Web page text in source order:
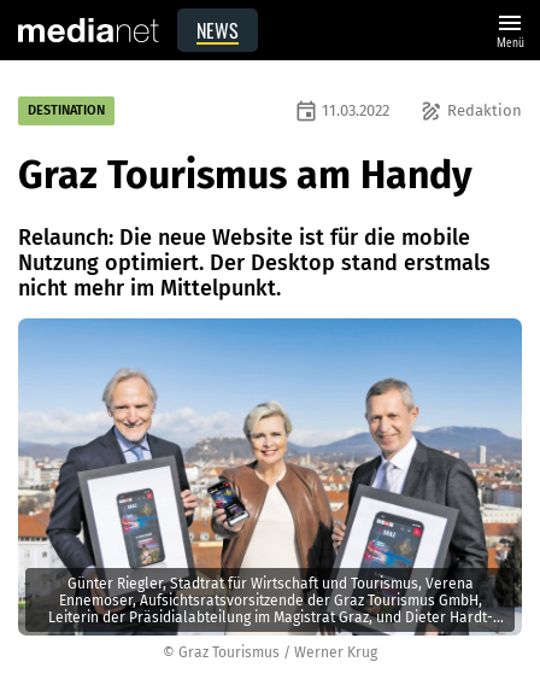
NEWS menu
Menü
© Graz Tourismus / Werner Krug
Günter Riegler, Stadtrat für Wirtschaft und Tourismus, Verena
Ennemoser, Aufsichtsratsvorsitzende der Graz Tourismus GmbH,
Leiterin der Präsidialabteilung im Magistrat Graz, und Dieter Hardt-
Stremayr, Graz Tourismus (v.l.).
DESTINATION draw Redaktion
event 11.03.2022
Graz Tourismus am Handy
Relaunch: Die neue Website ist für die mobile
Nutzung optimiert. Der Desktop stand erstmals
nicht mehr im Mittelpunkt.